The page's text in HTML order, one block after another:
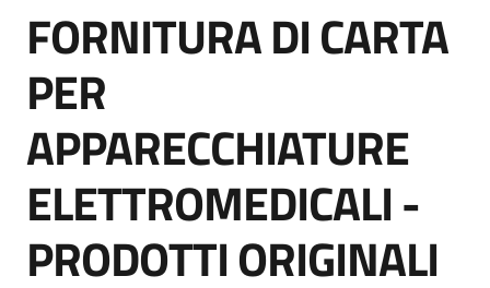
Bandi
e
di
Supporto
Salta al contenuto
FORNITURA DI CARTA
PER
APPARECCHIATURE
ELETTROMEDICALI -
PRODOTTI ORIGINALI